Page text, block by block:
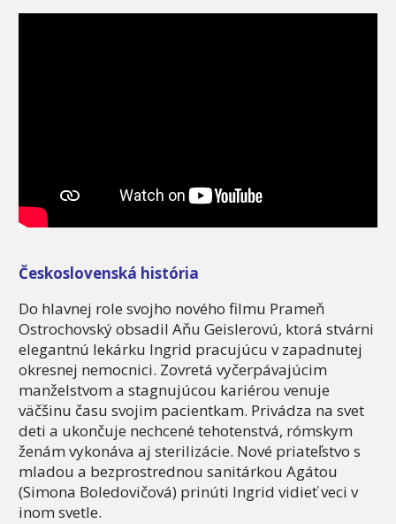
Československá história
Do hlavnej role svojho nového filmu Prameň
Ostrochovský obsadil Aňu Geislerovú, ktorá stvárni
elegantnú lekárku Ingrid pracujúcu v zapadnutej
okresnej nemocnici. Zovretá vyčerpávajúcim
manželstvom a stagnujúcou kariérou venuje
väčšinu času svojim pacientkam. Privádza na svet
deti a ukončuje nechcené tehotenstvá, rómskym
ženám vykonáva aj sterilizácie. Nové priateľstvo s
mladou a bezprostrednou sanitárkou Agátou
(Simona Boledovičová) prinúti Ingrid vidieť veci v
inom svetle.